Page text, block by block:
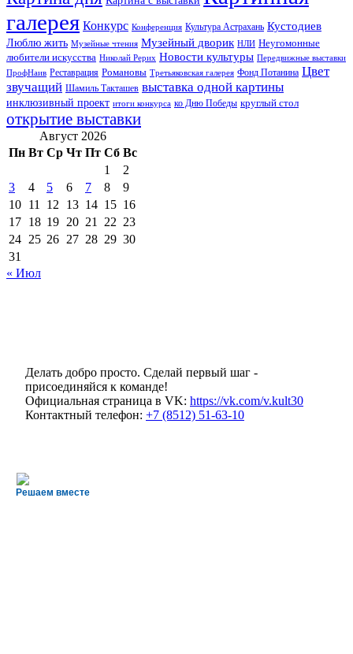
галерея Конкурс Конференция Культура Астрахань Кустодиев
Люблю жить Музейные чтения Музейный дворик НЛИ Неугомонные
любители искусства Николай Рерих Новости культуры Передвижные выставки
ПрофНаив Реставрация Романовы Третьяковская галерея Фонд Потанина Цвет
звучащий Шамиль Такташев выставка одной картины
инклюзивный проект итоги конкурса ко Дню Победы круглый стол
открытие выставки
Август 2026
Пн Вт Ср Чт Пт Сб Вс
1
2
3
4 5 6 7 8
9
10 11 12 13 14 15 16
17 18 19 20 21 22 23
24 25 26 27 28 29 30
31
« Июл
Делать добро просто. Сделай первый шаг -
присоединяйся к команде!
Официальная страница в VK: https://vk.com/v.kult30
Контактный телефон: +7 (8512) 51-63-10
Решаем вместе